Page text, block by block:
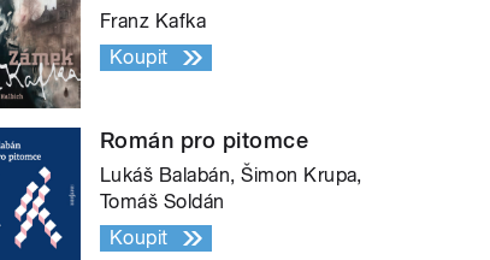
Franz Kafka
Koupit
Román pro pitomce
Lukáš Balabán, Šimon Krupa,
Tomáš Soldán
Koupit